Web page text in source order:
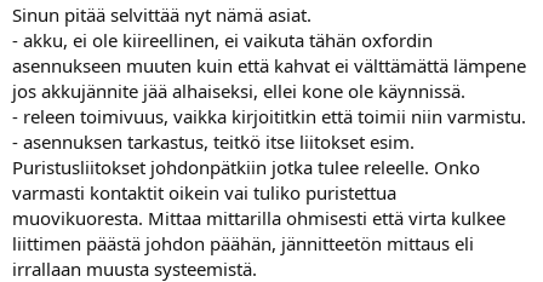
Sinun pitää selvittää nyt nämä asiat.
- akku, ei ole kiireellinen, ei vaikuta tähän oxfordin
asennukseen muuten kuin että kahvat ei välttämättä lämpene
jos akkujännite jää alhaiseksi, ellei kone ole käynnissä.
- releen toimivuus, vaikka kirjoititkin että toimii niin varmistu.
- asennuksen tarkastus, teitkö itse liitokset esim.
Puristusliitokset johdonpätkiin jotka tulee releelle. Onko
varmasti kontaktit oikein vai tuliko puristettua
muovikuoresta. Mittaa mittarilla ohmisesti että virta kulkee
liittimen päästä johdon päähän, jännitteetön mittaus eli
irrallaan muusta systeemistä.